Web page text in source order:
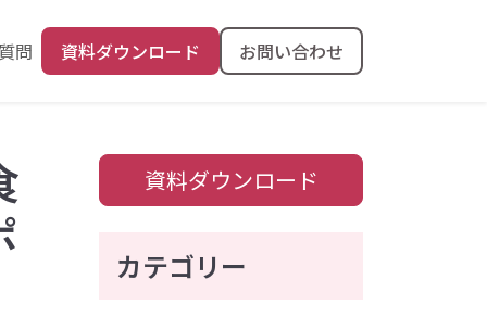
問 資料ダウンロード お問い合わせ
資料ダウンロード
カテゴリー